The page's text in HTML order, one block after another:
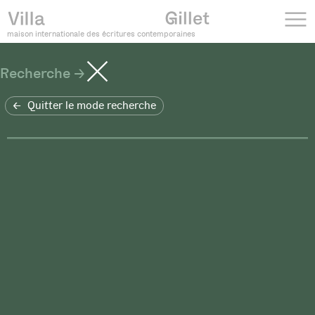
maison internationale des écritures contemporaines
Recherche
Quitter le mode recherche